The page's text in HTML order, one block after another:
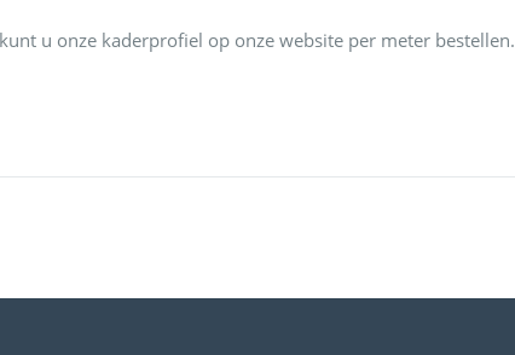
u onze kaderprofiel op onze website per meter bestellen.